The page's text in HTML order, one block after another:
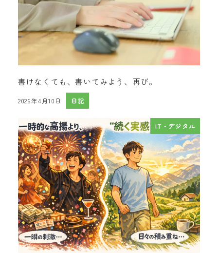
書けなくても、書いてみよう、再び。
投稿日
2026年4月10日 日記
IT・デジタル